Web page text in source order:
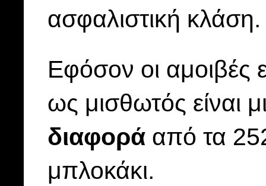
ασφαλιστική κλάση.
Εφόσον οι αμοιβές
ως μισθωτός είναι
διαφορά από τα
μπλοκάκι.